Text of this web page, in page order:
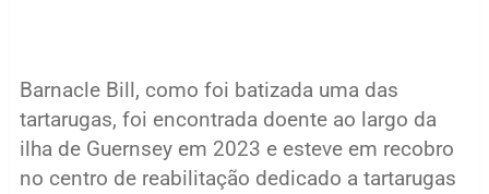
Barnacle Bill, como foi batizada uma das
tartarugas, foi encontrada doente ao largo da
ilha de Guernsey em 2023 e esteve em recobro
no centro de reabilitação dedicado a tartarugas